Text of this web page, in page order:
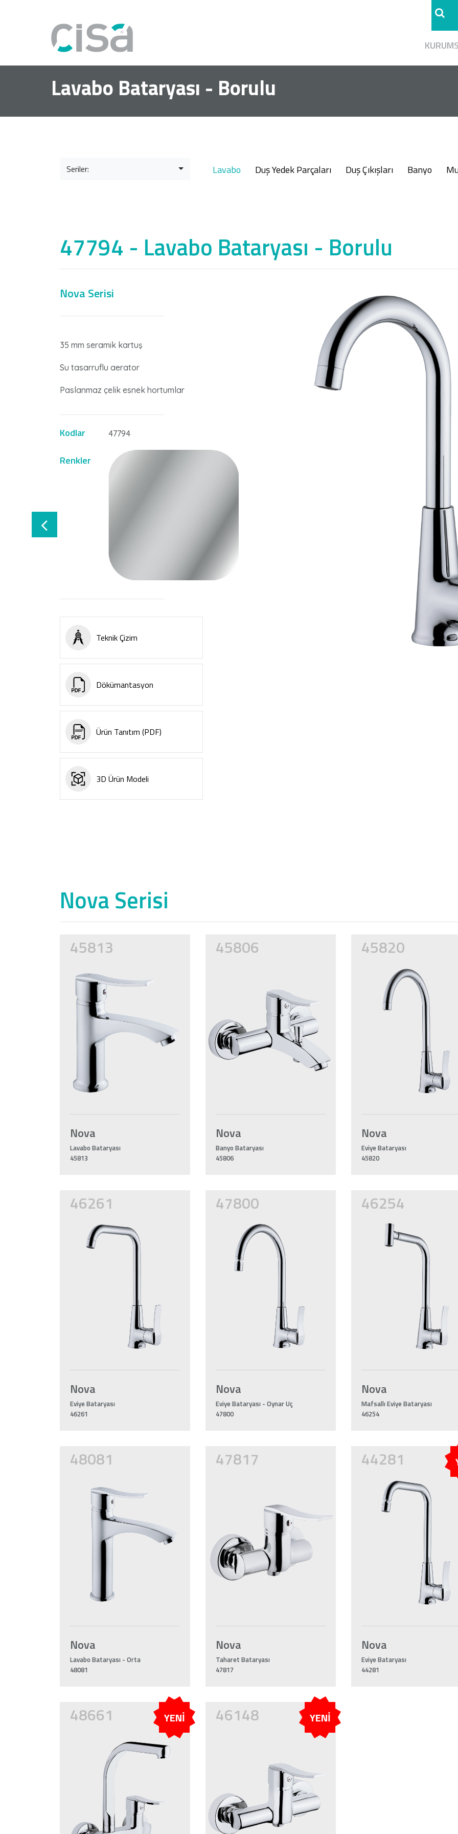
Lavabo Bataryası - Borulu
Seriler: Lavabo Duş Yedek Parçaları Duş Çıkışları Banyo
47794 - Lavabo Bataryası - Borulu
Nova Serisi
35 mm seramik kartuş
Su tasarruflu aerator
Paslanmaz çelik esnek hortumlar
Kodlar 47794
Renkler
Teknik Çizim
Dökümantasyon
Ürün Tanıtım (PDF)
3D Ürün Modeli
Nova Serisi
45813
Nova
Lavabo Bataryası
45813
45806
Nova
Banyo Bataryası
45806
45820
Nova
Eviye Bataryası
45820
46261
Nova
Eviye Bataryası
46261
47800
Nova
Eviye Bataryası - Oynar Uç
47800
46254
Nova
Mafsallı Eviye Bataryası
46254
48081
Nova
Lavabo Bataryası - Orta
48081
47817
Nova
Taharet Bataryası
47817
44281
Nova
Eviye Bataryası
44281
48661 YENİ 46148 YENİ